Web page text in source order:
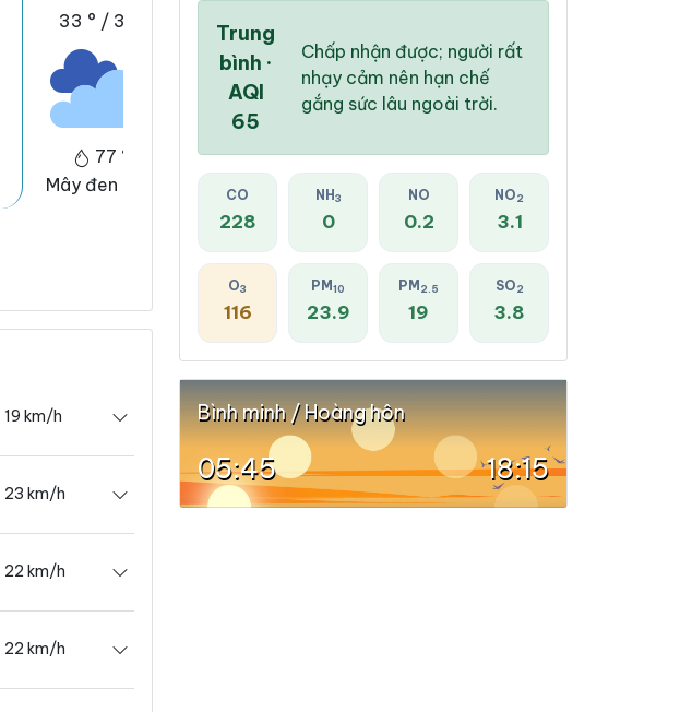
33 ° / 38 °
77 %
Mây đen u ám
32 °
89 %
Mưa rào nhẹ
96 %
Mưa rào nhẹ
19 km/h
23 km/h
22 km/h
22 km/h
Trung
bình ·
AQI
65
Chấp nhận được; người rất
nhạy cảm nên hạn chế
gắng sức lâu ngoài trời.
CO
228
NH 3
0
NO
0.2
NO2
3.1
O3
116
PM 10
23.9
PM 2.5
19
SO2
3.8
Bình minh / Hoàng hôn
05:45 18:15